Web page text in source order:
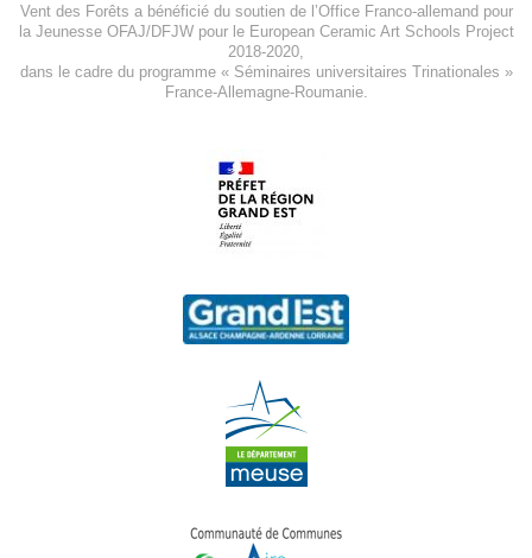
Vent des Forêts a bénéficié du soutien de l’Office Franco-allemand pour
la Jeunesse OFAJ/DFJWpour leEuropean Ceramic Art Schools Project
2018-2020
dans le cadre du programme « Séminaires universitaires Trinationales »
France-Allemagne-Roumanie.